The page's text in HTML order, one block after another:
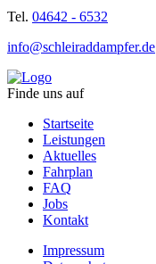
Tel. 04642 - 6532
info@schleiraddampfer.de
Finde uns auf
Startseite
Leistungen
Aktuelles
Fahrplan
FAQ
Jobs
Kontakt
Impressum